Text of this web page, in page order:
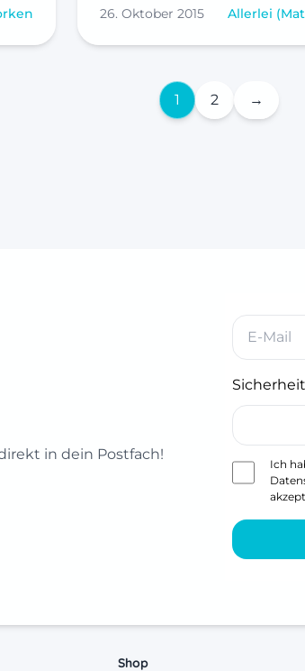
26. Oktober 2015 Allerlei
1 2 →
in dein Postfach!
Ich
Shop